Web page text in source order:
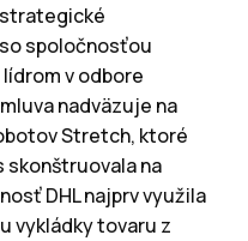
spoločnosťou
v odbore
nadväzuje na
Stretch, ktoré
skonštruovala na
DHL najprv využila
vykládky tovaru z